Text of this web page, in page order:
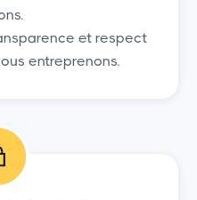
et respect
entreprenons.